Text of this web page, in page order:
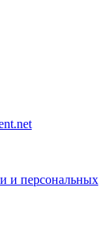
и персональных